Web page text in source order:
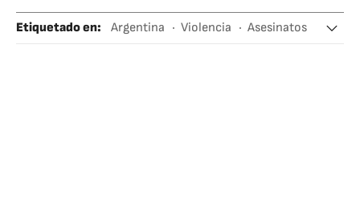
Etiquetado en: Argentina Violencia
Asesinatos